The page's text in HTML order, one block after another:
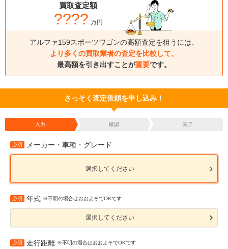
買取査定額
???? 万円
アルファ159スポーツワゴンの高額査定を狙うには、
より多くの買取業者の査定を比較して、
最高額を引き出すことが重要です。
さっそく査定依頼を申し込み！
入力 確認 完了
必須 メーカー・車種・グレード
選択してください
必須 年式 ※不明の場合はおおよそでOKです
選択してください
必須 走行距離 ※不明の場合はおおよそでOKです